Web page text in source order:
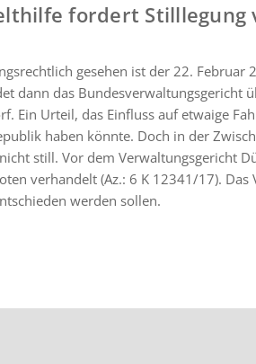
fordert Stilllegung
gesehen ist der 22. Februar
dann das Bundesverwaltungsgericht
Ein Urteil, das Einfluss auf etwaige
haben könnte. Doch in der
still. Vor dem Verwaltungsgericht
verhandelt (Az.: 6 K 12341/17).
werden sollen.